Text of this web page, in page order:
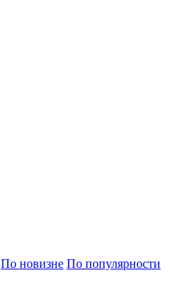
По новизне По популярности